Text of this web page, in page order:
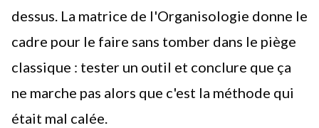
dessus. La matrice de l'Organisologie donne le
cadre pour le faire sans tomber dans le piège
classique : tester un outil et conclure que ça
ne marche pas alors que c'est la méthode qui
était mal calée.